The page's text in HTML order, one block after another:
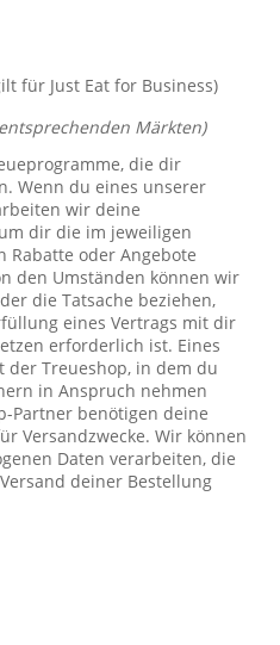
für Just Eat for Business)
Märkten)
die dir
Wenn du eines unserer
wir deine
dir die im jeweiligen
Rabatte oder Angebote
den Umständen können wir
die Tatsache beziehen,
eines Vertrags mit dir
erforderlich ist. Eines
der Treueshop, in dem du
in Anspruch nehmen
Partner benötigen deine
Versandzwecke. Wir können
Daten verarbeiten, die
deiner Bestellung